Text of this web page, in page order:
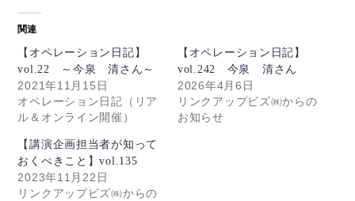
関連
【オペレーション日記】
vol.22 ～今泉 清さん～
2021年11月15日
オペレーション日記（リア
ル＆オンライン開催）
【オペレーション日記】
vol.242 今泉 清さん
2026年4月6日
リンクアップビズ㈱からの
お知らせ
【講演企画担当者が知って
おくべきこと】vol.135
2023年11月22日
リンクアップビズ㈱からの